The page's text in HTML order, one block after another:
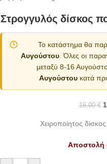
Στρογγυλός δίσκος
Το κατάστημα θα
Αυγούστου. Όλες οι
μεταξύ 8-16
Αυγούστουκατά
16,00€
Χειροποίητος
Αποστολή